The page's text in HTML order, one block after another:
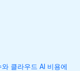
클라우드 AI 비용에